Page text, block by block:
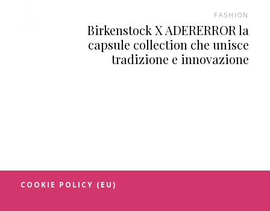
FASHION
Birkenstock X ADERERROR la
capsule collection che unisce
tradizione e innovazione
COOKIE POLICY (EU)